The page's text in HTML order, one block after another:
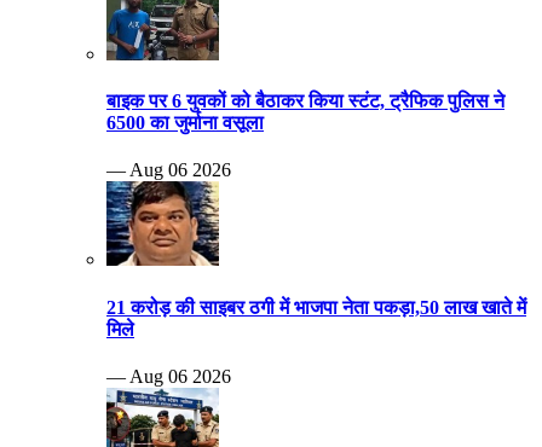
बाइक पर 6 युवकों को बैठाकर किया स्टंट, ट्रैफिक पुलिस ने
6500 का जुर्माना वसूला
— Aug 06 2026
21 करोड़ की साइबर ठगी में भाजपा नेता पकड़ा,50 लाख खाते में
मिले
— Aug 06 2026